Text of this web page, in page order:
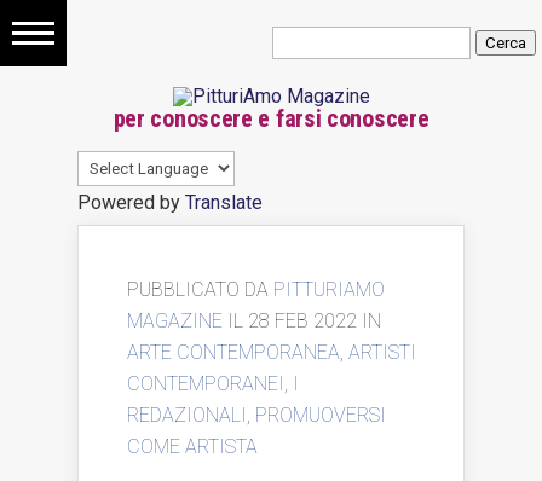
Storia
dell’arte
Quadri
Famosi
contemporanea
per conoscere e farsi conoscere
Powered by Translate
PUBBLICATO DA PITTURIAMO
MAGAZINE IL 28 FEB 2022 IN
ARTE CONTEMPORANEA, ARTISTI
CONTEMPORANEI ,
REDAZIONALI , PROMUOVERSI
COME ARTISTA